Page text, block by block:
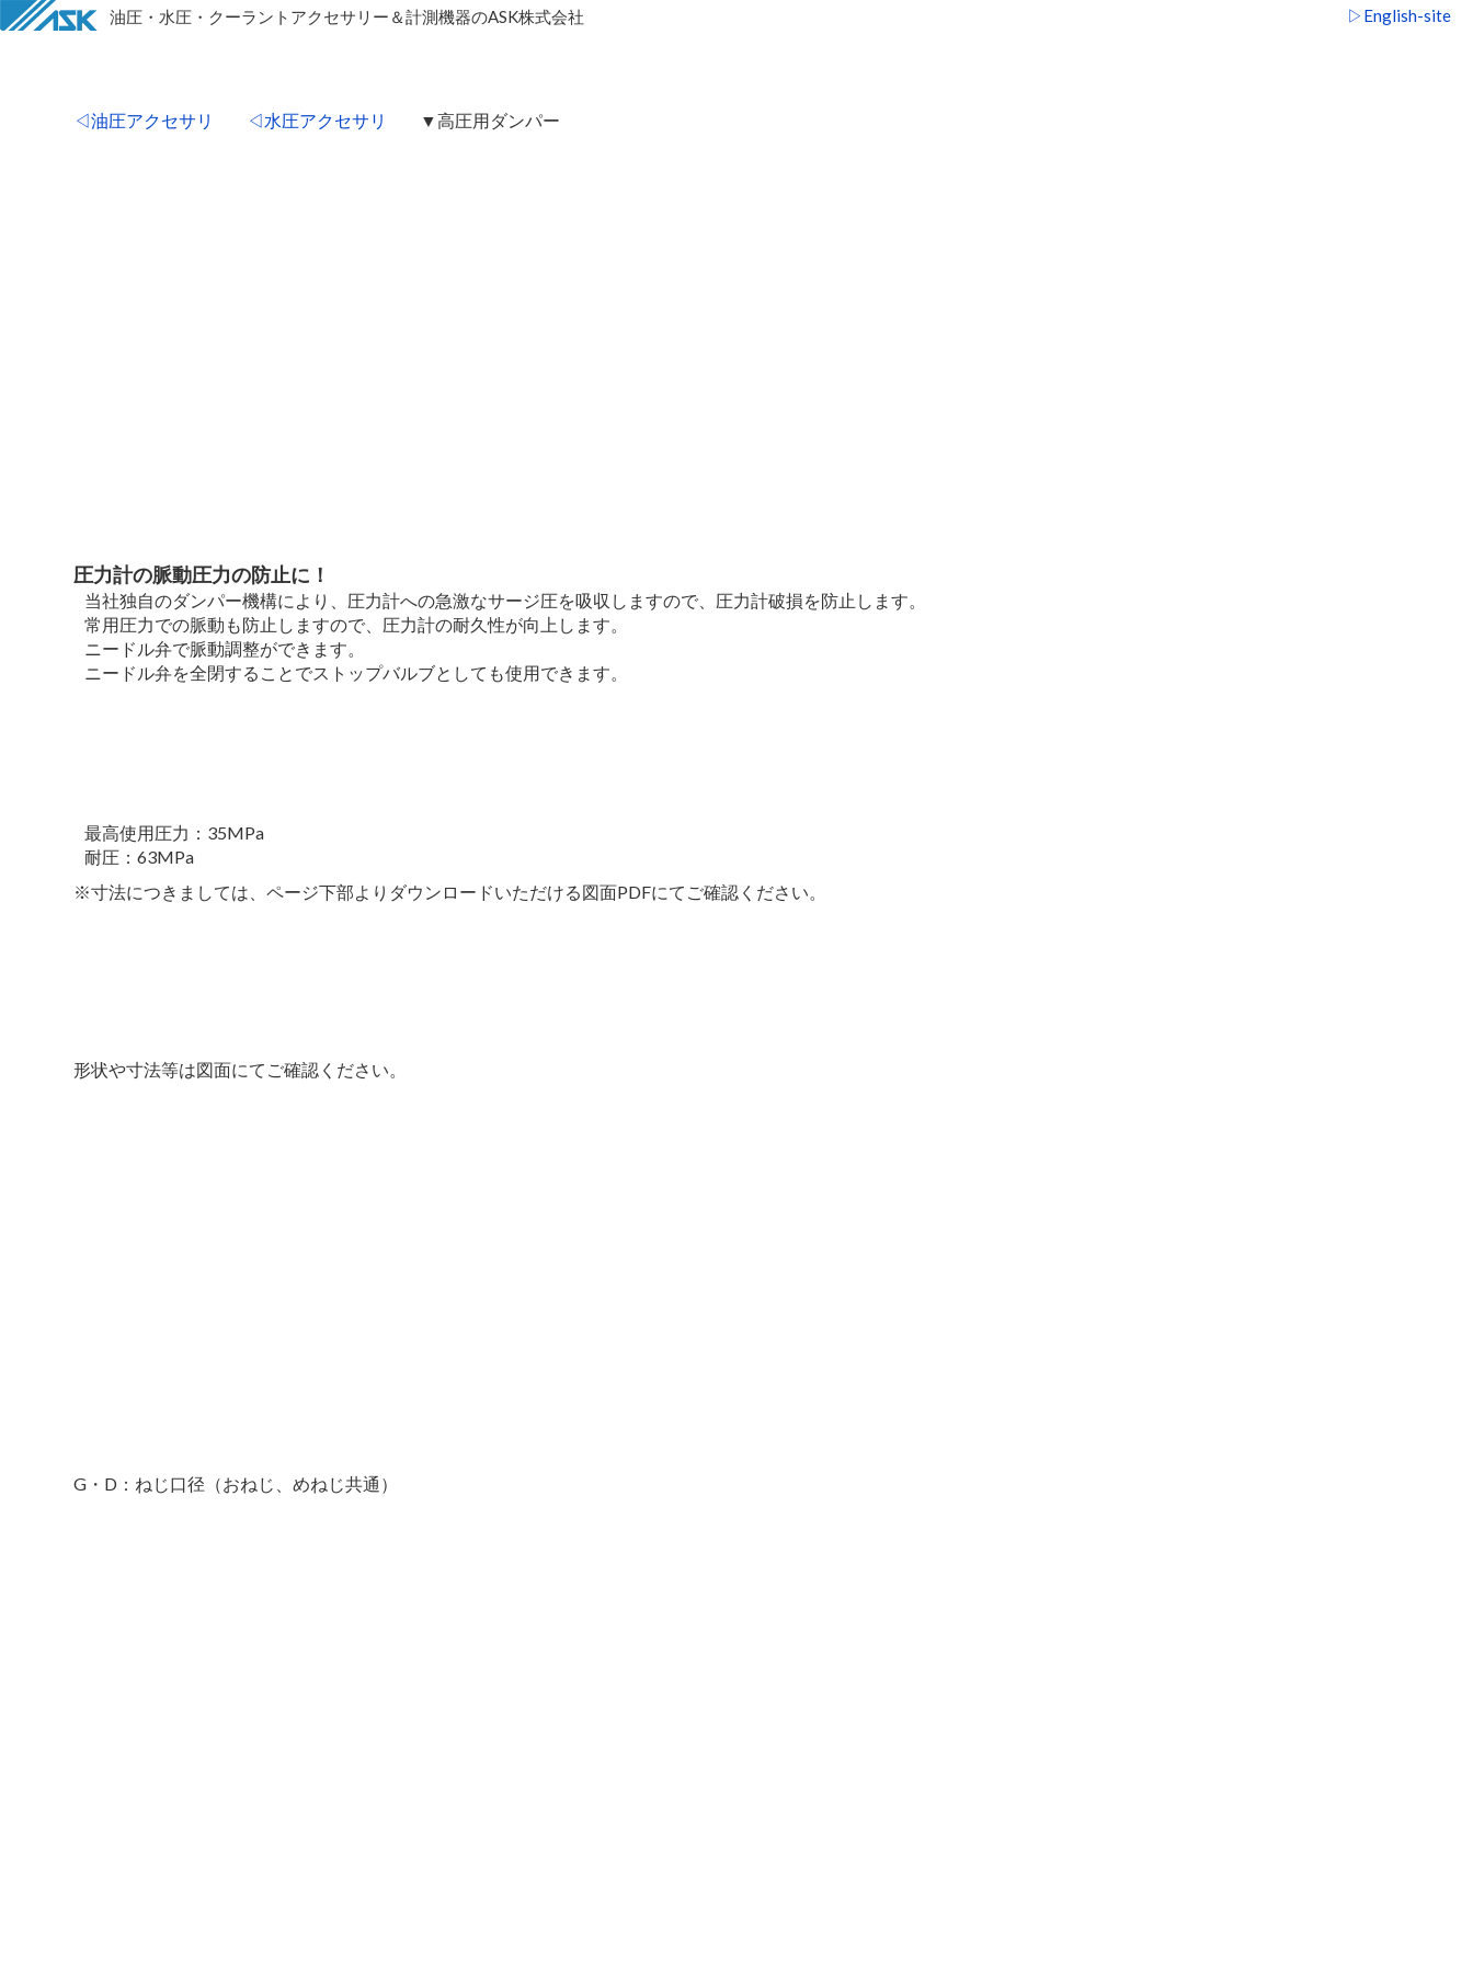
◁油圧アクセサリ ◁水圧アクセサリ ▼高圧用ダンパー
圧力計の脈動圧力の防止に！
当社独自のダンパー機構により、圧力計への急激なサージ圧を吸収しますので、圧力計破損を防止します。
常用圧力での脈動も防止しますので、圧力計の耐久性が向上します。
ニードル弁で脈動調整ができます。
ニードル弁を全閉することでストップバルブとしても使用できます。
最高使用圧力：35MPa
耐圧：63MPa
※寸法につきましては、ページ下部よりダウンロードいただける図面PDFにてご確認ください。
形状や寸法等は図面にてご確認ください。
G・D：ねじ口径（おねじ、めねじ共通）
油圧・水圧・クーラントアクセサリー＆計測機器のASK株式会社 ▷English-site